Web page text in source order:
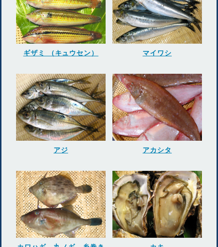
ギザミ （キュウセン） マイワシ
アジ アカシタ